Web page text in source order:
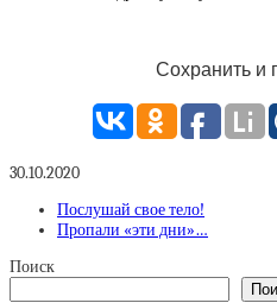
Сохранить и
30.10.2020
Послушай свое тело!
Пропали «эти дни»…
Поиск